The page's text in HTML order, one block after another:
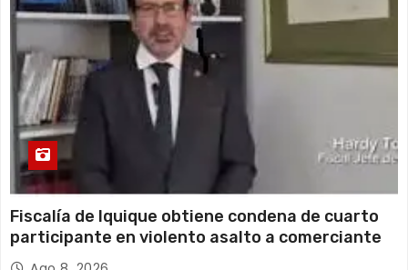
Fiscalía de Iquique obtiene condena de cuarto
participante en violento asalto a comerciante